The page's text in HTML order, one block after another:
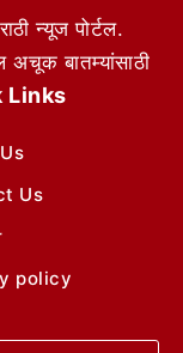
न्यूज पोर्टल.
अचूक बातम्यांसाठी
Links
Us
policy